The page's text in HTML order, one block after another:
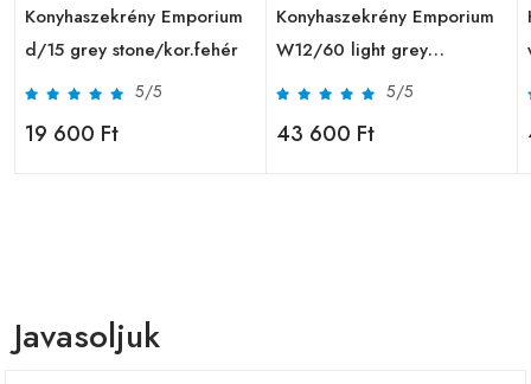
Konyhaszekrény Emporium
d/15 grey stone/kor.fehér
5/5
19 600 Ft
Konyhaszekrény Emporium
W12/60 light grey
stone/fehér
5/5
43 600 Ft
Javasoljuk